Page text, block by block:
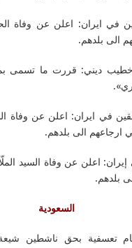
في ايران: اعلن عن وفاة
الى بلدهم.
ديني: قررت ما تسمى
في ايران: اعلن عن
ارجاعهم الى بلدهم.
اعلن عن وفاة السيد
بلدهم.
السعودية
تعسفية بحق ناشطين